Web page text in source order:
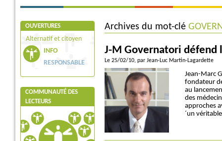
OUVERTURES
Alternatif et citoyen
INFO
RESPONSABLE
COMMUNAUTÉ DES
LECTEURS
Archives du mot-clé
J-M Governatori défend
Le 25/02/10, par Jean-Luc Martin-Lagardette
Jean-Marc
fondateur
au
des
approches
´un